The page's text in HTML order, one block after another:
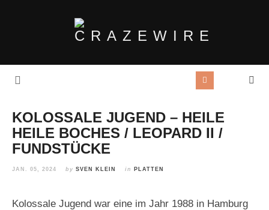
KOLOSSALE JUGEND – HEILE
HEILE BOCHES / LEOPARD II /
FUNDSTÜCKE
JAN. 05, 2024 by SVEN KLEIN in PLATTEN
Kolossale Jugend war eine im Jahr 1988 in Hamburg